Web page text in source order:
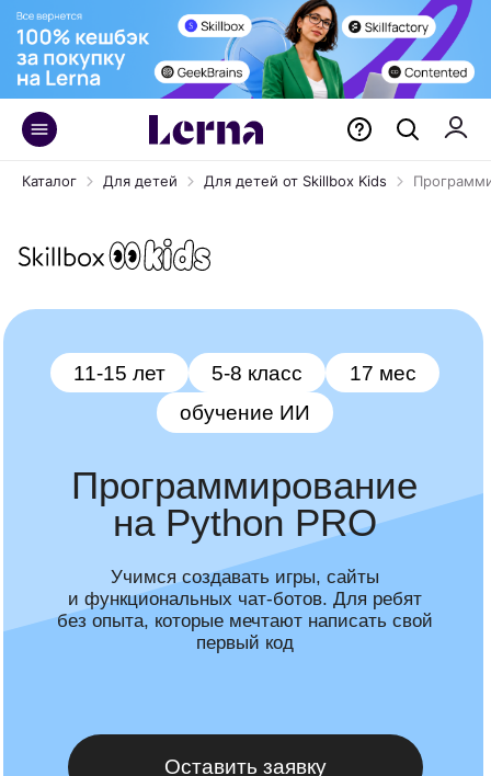
Каталог Для детей Для детей от Skillbox Kids
Программирование
на Python PRO
и функциональных чат-ботов. Для ребят
без опыта, которые мечтают написать свой
первый код
Оставить заявку